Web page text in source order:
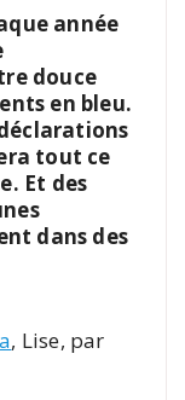
année
douce
en bleu.
tout ce
Et des
dans des
, Lise, par